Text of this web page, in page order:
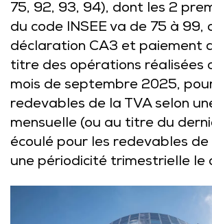
75, 92, 93, 94), dont les 2
du code INSEE va de 75 à 99,
déclaration CA3 et paiement
titre des opérations réalisées
mois de septembre 2025,
redevables de la TVA selon
mensuelle (ou au titre du
écoulé pour les redevables de
une périodicité trimestrielle le